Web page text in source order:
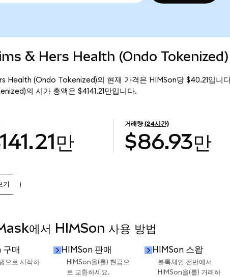
& Hers Health (Ondo Tokenized)
Health (Ondo Tokenized)의 현재 가격은 HIMSon당 $40.21입니
의 시가 총액은 $4141.21만입니다.
만
거래량 (24시간)
$86.93만
에서 HIMSon 사용 방법
구매
으로 시작하
HIMSon 판매
HIMSon을(를) 현금으
로 교환하세요.
HIMSon 스왑
블록체인 전반에서
HIMSon을(를) 거래하